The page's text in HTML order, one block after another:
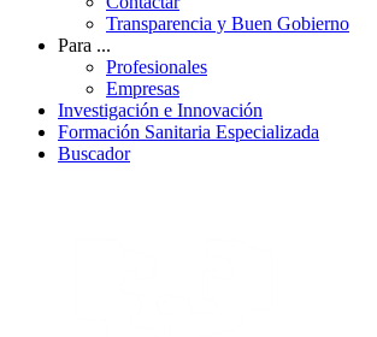
Transparencia y Buen Gobierno
Para ...
Profesionales
Empresas
Investigación e Innovación
Formación Sanitaria Especializada
Buscador